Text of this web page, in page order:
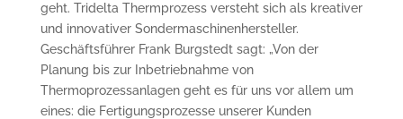
geht. Tridelta Thermprozess versteht sich als kreativer
und innovativer Sondermaschinenhersteller.
Geschäftsführer Frank Burgstedt sagt: „Von der
Planung bis zur Inbetriebnahme von
Thermoprozessanlagen geht es für uns vor allem um
eines: die Fertigungsprozesse unserer Kunden